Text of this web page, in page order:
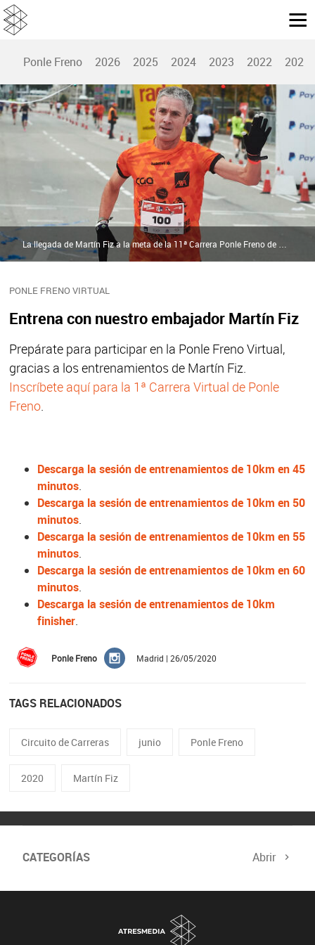
Ponle Freno 2026 2025 2024 2023 2022 2021
PONLE FRENO VIRTUAL
Entrena con nuestro embajador Martín Fiz
Prepárate para participar en la Ponle Freno Virtual,
gracias a los entrenamientos de Martín Fiz.
Inscríbete aquí para la 1ª Carrera Virtual de Ponle
Freno.
La llegada de Martín Fiz a la meta de la 11ª Carrera Ponle Freno de Madrid | Atresmedia
Descarga la sesión de entrenamientos de 10km en 45
minutos.
Descarga la sesión de entrenamientos de 10km en 50
minutos.
Descarga la sesión de entrenamientos de 10km en 55
minutos.
Descarga la sesión de entrenamientos de 10km en 60
minutos.
Descarga la sesión de entrenamientos de 10km
finisher.
Ponle Freno Madrid | 26/05/2020
TAGS RELACIONADOS
Circuito de Carreras junio Ponle Freno
2020 Martín Fiz
CATEGORÍAS Abrir